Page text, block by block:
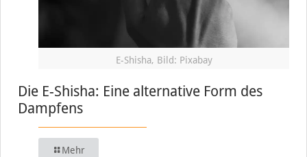
E-Shisha, Bild: Pixabay
Die E-Shisha: Eine alternative Form des
Dampfens
Mehr